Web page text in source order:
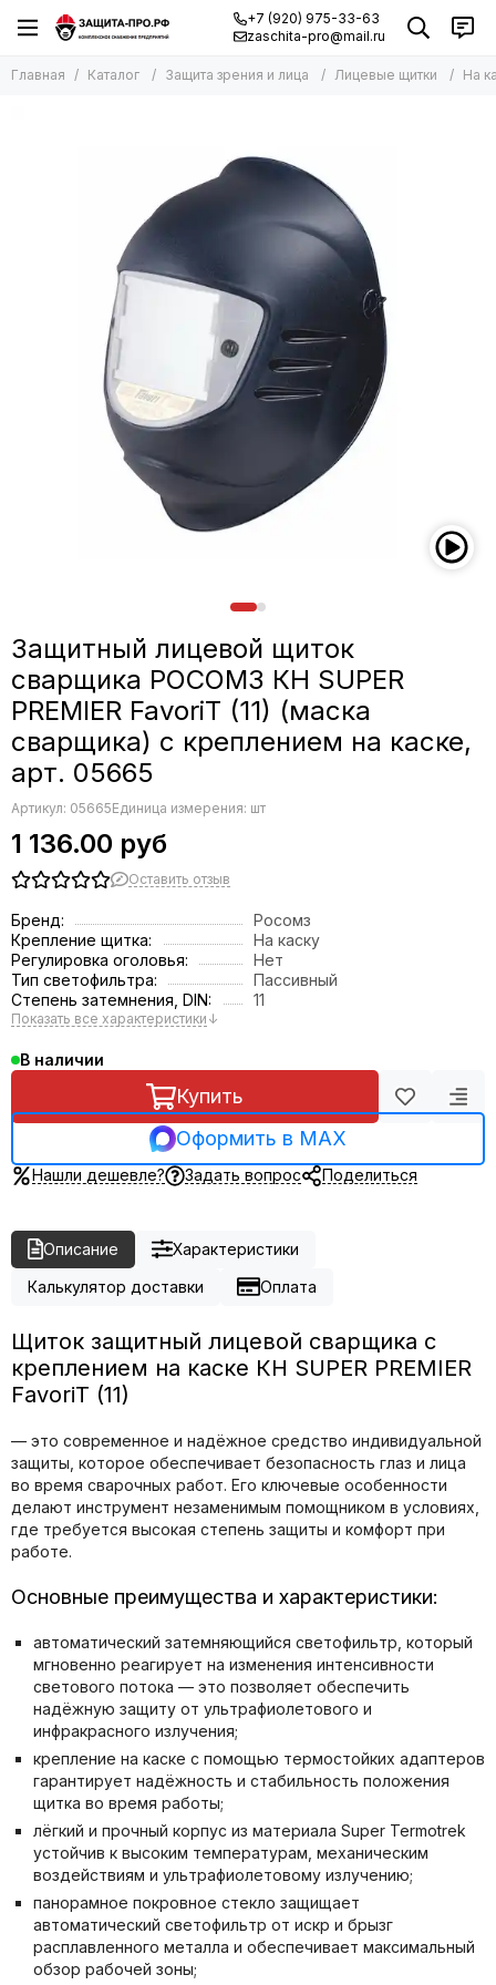
+7 (920) 975-33-63
zaschita-pro@mail.ru
Главная Каталог Защита зрения и лица Лицевые щитки На
Защитный лицевой щиток
сварщика РОСОМЗ КН SUPER
PREMIER FavoriT (11) (маска
сварщика) с креплением на каске,
арт. 05665
Артикул: 05665Единица измерения: шт
1 136.00 руб
Оставить отзыв
Бренд:
Росомз
Крепление щитка:
На каску
Регулировка оголовья:
Нет
Тип светофильтра:
Пассивный
Степень затемнения, DIN:
11
Показать все характеристики ↓
В наличии
Купить
Оформить в MAX
Нашли дешевле? Задать вопрос Поделиться
Описание
Характеристики
Калькулятор доставки
Оплата
Щиток защитный лицевой сварщика с
креплением на каске КН SUPER PREMIER
FavoriT (11)
— это современное и надёжное средство индивидуальной
защиты, которое обеспечивает безопасность глаз и лица
во время сварочных работ. Его ключевые особенности
делают инструмент незаменимым помощником в условиях,
где требуется высокая степень защиты и комфорт при
работе.
Основные преимущества и характеристики:
автоматический затемняющийся светофильтр, который
мгновенно реагирует на изменения интенсивности
светового потока — это позволяет обеспечить
надёжную защиту от ультрафиолетового и
инфракрасного излучения;
крепление на каске с помощью термостойких адаптеров
гарантирует надёжность и стабильность положения
щитка во время работы;
лёгкий и прочный корпус из материала Super Termotrek
устойчив к высоким температурам, механическим
воздействиям и ультрафиолетовому излучению;
панорамное покровное стекло защищает
автоматический светофильтр от искр и брызг
расплавленного металла и обеспечивает максимальный
обзор рабочей зоны;